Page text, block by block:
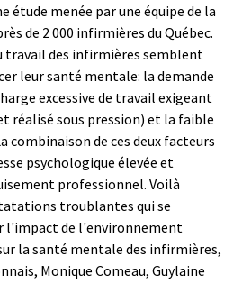
étude menée par une équipe de la
de 2 000 infirmières du Québec.
travail des infirmières semblent
leur santé mentale: la demande
excessive de travail exigeant
réalisé sous pression) et la faible
combinaison de ces deux facteurs
psychologique élevée et
professionnel. Voilà
troublantes qui se
l'impact de l'environnement
la santé mentale des infirmières,
Monique Comeau, Guylaine